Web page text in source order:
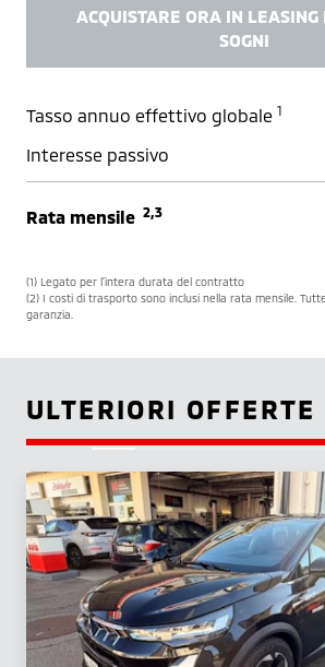
ACQUISTARE ORA IN LEASING
SOGNI
Tasso annuo effettivo globale 1
Interesse passivo
Rata mensile 2,3
(1) Legato per l’intera durata del contratto
(2) I costi di trasporto sono inclusi nella rata mensile.
garanzia.
ULTERIORI OFFERTE